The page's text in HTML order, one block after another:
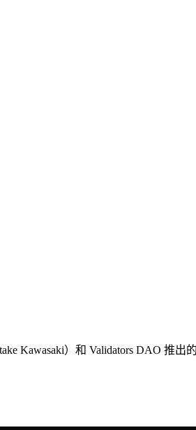
Kawasaki）和 Validators DAO 推